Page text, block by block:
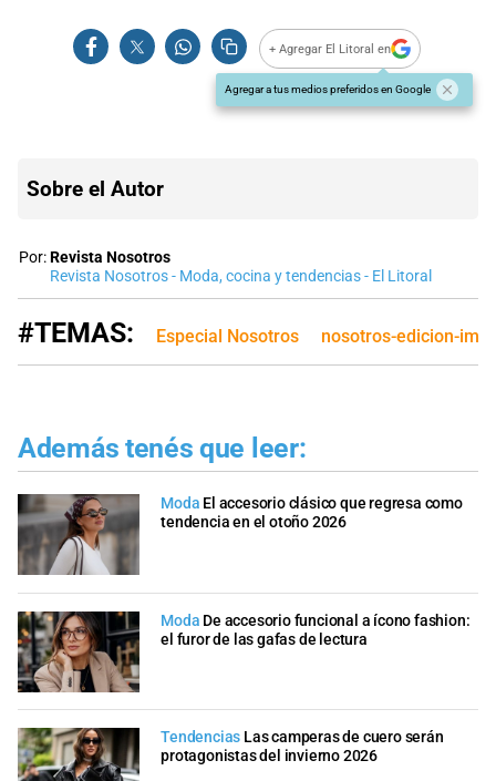
+ Agregar El Litoral en
Agregar a tus medios preferidos en Google
Sobre el Autor
Por:Revista Nosotros
Revista Nosotros - Moda, cocina y tendencias - El Litoral
#TEMAS: Especial Nosotros nosotros-edicion-
Además tenés que leer:
Moda El accesorio clásico que regresa como
tendencia en el otoño 2026
Moda De accesorio funcional a ícono fashion:
el furor de las gafas de lectura
Tendencias Las camperas de cuero serán
protagonistas del invierno 2026